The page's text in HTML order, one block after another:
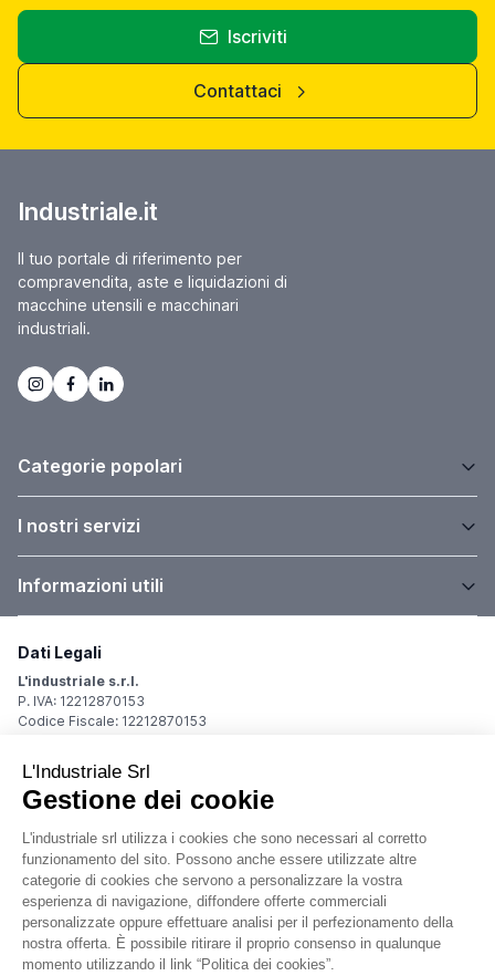
Iscriviti
Contattaci
Industriale.it
Il tuo portale di riferimento per
compravendita, aste e liquidazioni di
macchine utensili e macchinari
industriali.
Categorie popolari
I nostri servizi
Informazioni utili
Dati Legali
L'industriale s.r.l.
P. IVA: 12212870153
Codice Fiscale: 12212870153
Sede Legale
Via Carlo Dolci, 32
20148 Milano (MI)
Italy
Registro Imprese
Iscrizione R.I.: 12212870153
REA: MI-1539011
Capitale sociale: Euro 10.400,00 i.v.